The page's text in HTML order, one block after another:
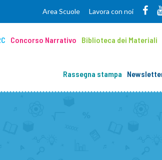
Area Scuole Lavora con noi
Concorso Narrativo Biblioteca dei Materiali
Rassegna stampa